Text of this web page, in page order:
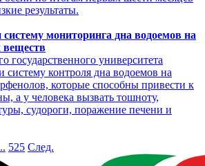
результаты.
мониторинга дна водоемов на
веществ
государственного университета
контроля дна водоемов на
которые способны привести к
а у человека вызвать тошноту,
судороги, поражение печени и
525 След.